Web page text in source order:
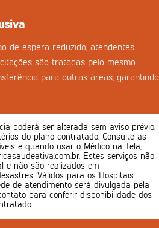
de espera reduzido, atendentes
são tratadas pelo mesmo
para outras áreas, garantindo
poderá ser alterada sem aviso prévio.
do plano contratado. Consulte as
e quando usar o Médico na Tela,
Estes serviços não
e não são realizados em
Válidos para os Hospitais
de atendimento será divulgada pela
para conferir disponibilidade dos